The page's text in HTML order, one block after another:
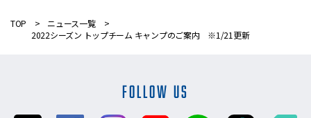
TOP
ニュース一覧
2022シーズン トップチーム キャンプのご案内 ※1/21更新
FOLLOW US